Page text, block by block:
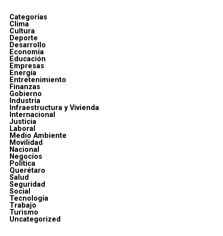
Categorías
Clima
Cultura
Deporte
Desarrollo
Economía
Educación
Empresas
Energía
Entretenimiento
Finanzas
Gobierno
Industria
Infraestructura y Vivienda
Internacional
Justicia
Laboral
Medio Ambiente
Movilidad
Nacional
Negocios
Política
Querétaro
Salud
Seguridad
Social
Tecnología
Trabajo
Turismo
Uncategorized